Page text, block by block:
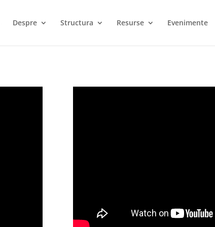
Despre Structura Resurse Evenimente